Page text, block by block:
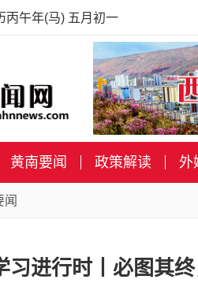
丙午年(马) 五月初一
黄南要闻 政策解读 外
闻
习进行时丨必图其